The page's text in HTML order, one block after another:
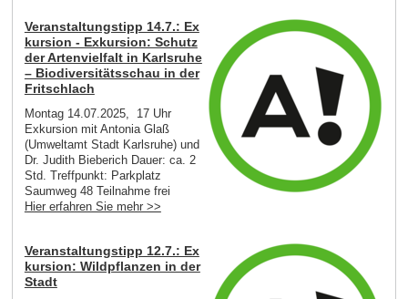
Veranstaltungstipp 14.7.: Ex
kursion - Exkursion: Schutz
der Artenvielfalt in Karlsruhe
– Biodiversitätsschau in der
Fritschlach
Montag 14.07.2025, 17 Uhr
Exkursion mit Antonia Glaß
(Umweltamt Stadt Karlsruhe) und
Dr. Judith Bieberich Dauer: ca. 2
Std. Treffpunkt: Parkplatz
Saumweg 48 Teilnahme frei
Hier erfahren Sie mehr >>
Veranstaltungstipp 12.7.: Ex
kursion: Wildpflanzen in der
Stadt